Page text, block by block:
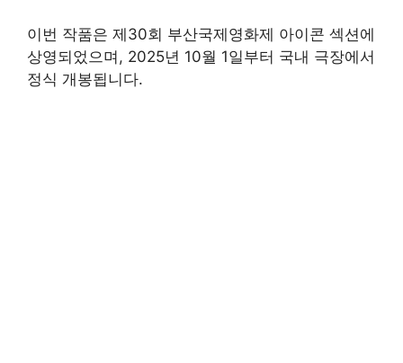
이번 작품은 제30회 부산국제영화제 아이콘 섹션에
상영되었으며, 2025년 10월 1일부터 국내 극장에서
정식 개봉됩니다.